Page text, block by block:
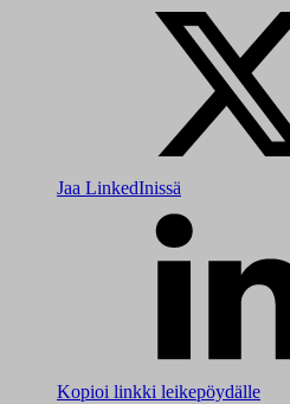
Jaa LinkedInissä
Kopioi linkki leikepöydälle